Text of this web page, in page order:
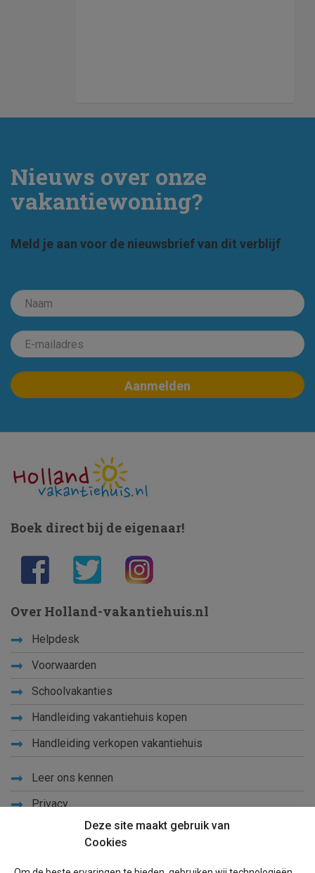
Nieuws over onze
vakantiewoning?
Meld je aan voor de nieuwsbrief van dit verblijf
Deze site maakt gebruik van
Cookies
Boek direct bij de eigenaar!
Over Holland-vakantiehuis.nl
Helpdesk
Voorwaarden
Schoolvakanties
Handleiding vakantiehuis kopen
Handleiding verkopen vakantiehuis
Leer ons kennen
Privacy